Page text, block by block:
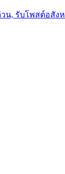
น, รับโพสต์อสัง